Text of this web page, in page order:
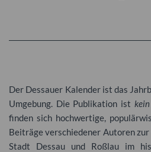
Der Dessauer Kalender ist das
Umgebung. Die Publikation ist kein
finden sich hochwertige,
Beiträge verschiedener Autoren
Stadt Dessau und Roßlau im